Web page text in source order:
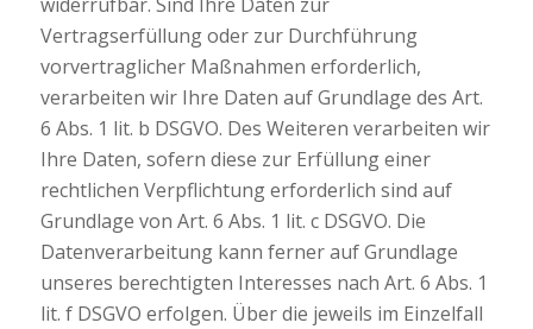
Vertragserfüllung oder zur Durchführung
vorvertraglicher Maßnahmen erforderlich,
verarbeiten wir Ihre Daten auf Grundlage des Art.
6 Abs. 1 lit. b DSGVO. Des Weiteren verarbeiten wir
Ihre Daten, sofern diese zur Erfüllung einer
rechtlichen Verpflichtung erforderlich sind auf
Grundlage von Art. 6 Abs. 1 lit. c DSGVO. Die
Datenverarbeitung kann ferner auf Grundlage
unseres berechtigten Interesses nach Art. 6 Abs. 1
lit. f DSGVO erfolgen. Über die jeweils im Einzelfall